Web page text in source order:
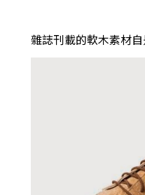
雜誌刊載的軟木素材